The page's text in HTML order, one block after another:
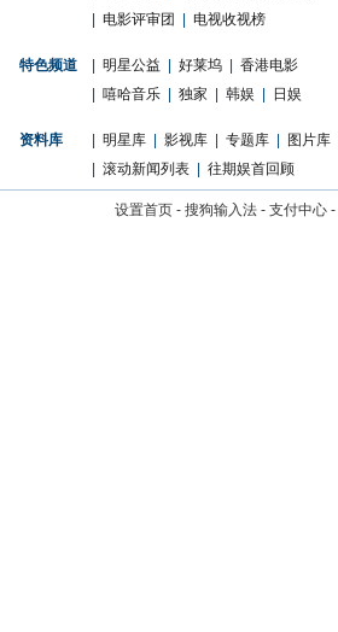
电影评审团 电视收视榜
特色频道 明星公益 好莱坞
香港电影
嘻哈音乐 独家 韩娱 日娱
资料库 明星库 影视库 专题库
图片库
滚动新闻列表 往期娱首回顾
设置首页 - 搜狗输入法 - 支付中心 -